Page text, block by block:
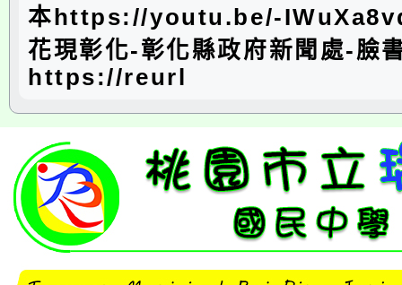
本https://youtu.be/-
花現彰化-彰化縣政府新聞處-臉
https://reurl